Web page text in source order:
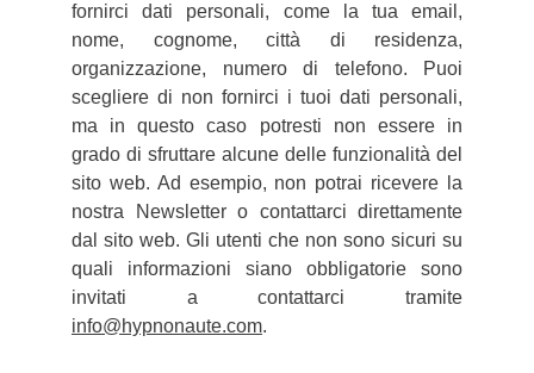
fornirci dati personali, come la tua email,
nome, cognome, città di residenza,
organizzazione, numero di telefono. Puoi
scegliere di non fornirci i tuoi dati personali,
ma in questo caso potresti non essere in
grado di sfruttare alcune delle funzionalità del
sito web. Ad esempio, non potrai ricevere la
nostra Newsletter o contattarci direttamente
dal sito web. Gli utenti che non sono sicuri su
quali informazioni siano obbligatorie sono
invitati a contattarci tramite
info@hypnonaute.com.